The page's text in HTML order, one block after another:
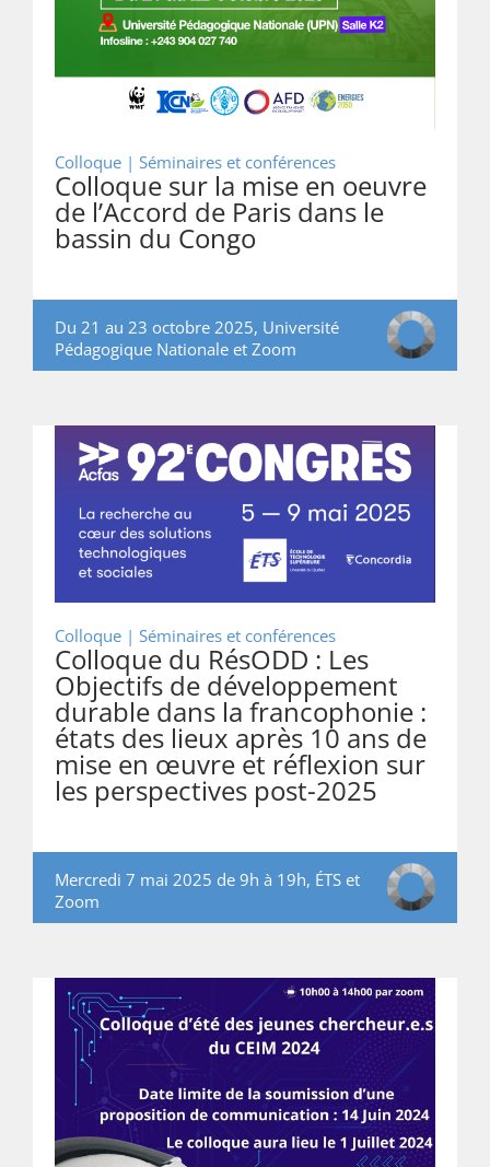
Colloque | Séminaires et conférences
Colloque sur la mise en oeuvre
de l’Accord de Paris dans le
bassin du Congo
Du 21 au 23 octobre 2025, Université
Pédagogique Nationale et Zoom
Colloque | Séminaires et conférences
Colloque du RésODD : Les
Objectifs de développement
durable dans la francophonie :
états des lieux après 10 ans de
mise en œuvre et réflexion sur
les perspectives post-2025
Mercredi 7 mai 2025 de 9h à 19h, ÉTS et
Zoom